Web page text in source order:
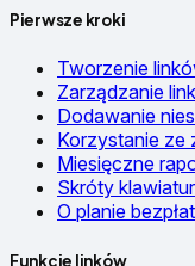
Pierwsze kroki
Tworzenie
Zarządzanie
Dodawanie
Korzystanie ze
Miesięczne
Skróty
O planie
Funkcje linków